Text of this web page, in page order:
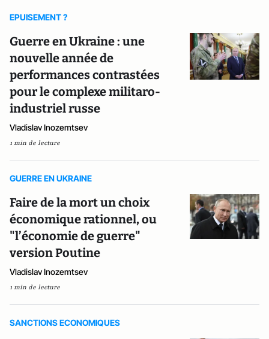
EPUISEMENT ?
Guerre en Ukraine : une
nouvelle année de
performances contrastées
pour le complexe militaro-
industriel russe
Vladislav Inozemtsev
1 min de lecture
GUERRE EN UKRAINE
Faire de la mort un choix
économique rationnel, ou
"l’économie de guerre"
version Poutine
Vladislav Inozemtsev
1 min de lecture
SANCTIONS ECONOMIQUES